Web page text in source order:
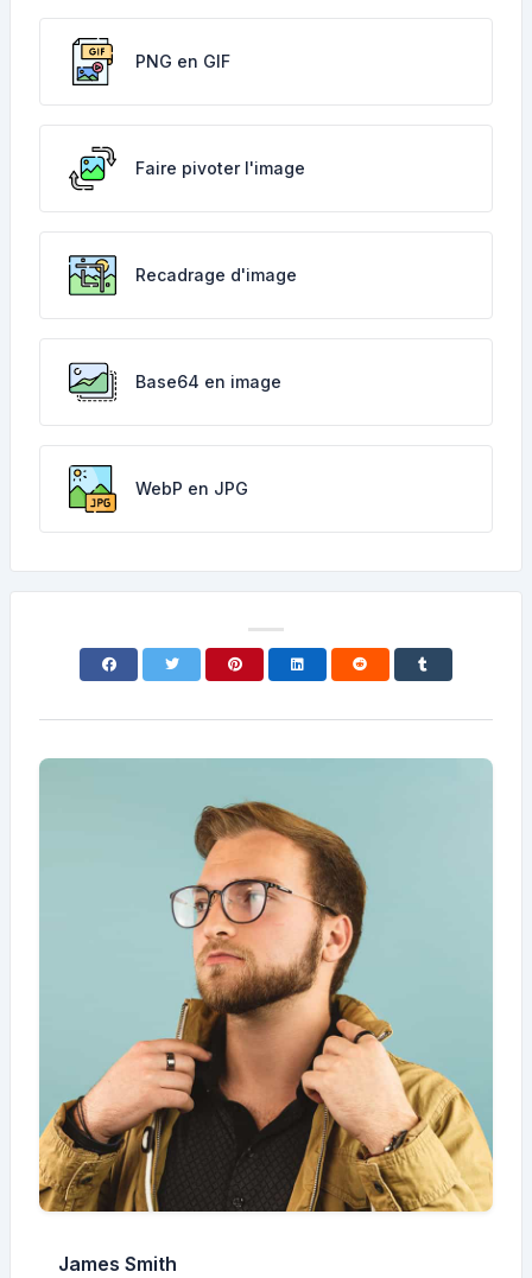
PNG en GIF
Faire pivoter l'image
Recadrage d'image
Base64 en image
WebP en JPG
James Smith